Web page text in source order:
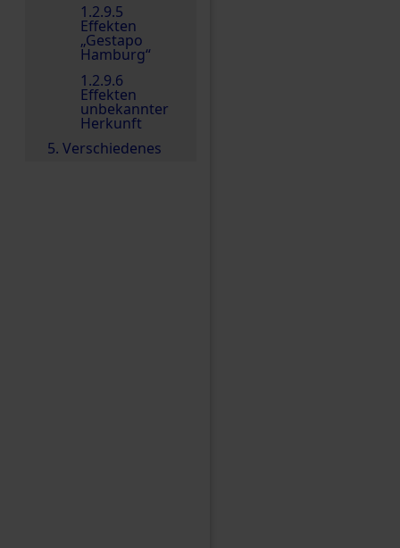
1.2.9.5
Effekten
„Gestapo
Hamburg“
1.2.9.6
Effekten
unbekannter
Herkunft
5. Verschiedenes